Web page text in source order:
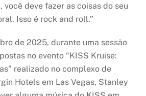
você deve fazer as coisas do seu
Isso é rock and roll.”
de 2025, durante uma sessão
no evento “KISS Kruise:
realizado no complexo de
Hotels em Las Vegas, Stanley